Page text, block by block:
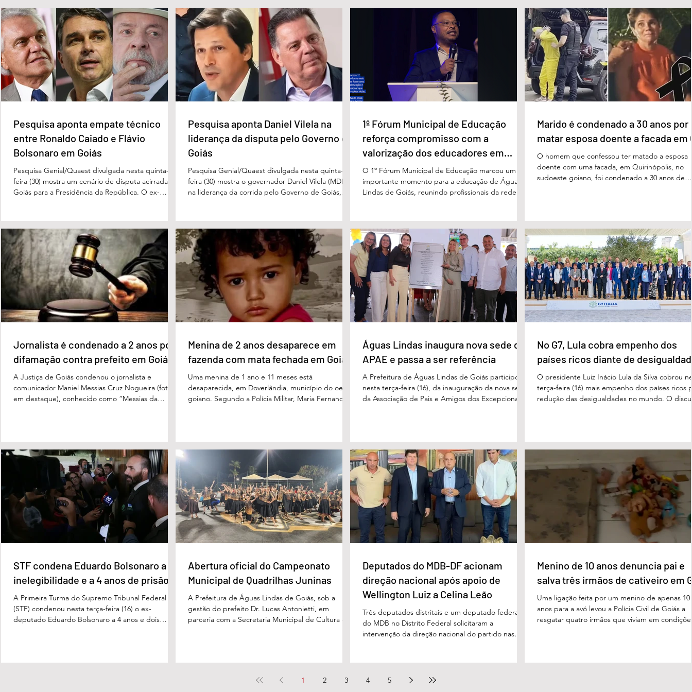
Pesquisa aponta empate
técnico entre Ronaldo Caiado
e Flávio Bolsonaro em Goiás
Pesquisa aponta Daniel Vilela
na liderança da disputa pelo
Governo de Goiás
Marido é condenado a 30 anos
por matar esposa doente a
facada em GO
Pesquisa aponta empate técnico
entre Ronaldo Caiado e Flávio
Bolsonaro em Goiás
Pesquisa Genial/Quaest divulgada nesta quinta-
feira (30) mostra um cenário de disputa acirrada em
Goiás para a Presidência da República. O ex-
27%. Considerando a margem de erro de três
pontos percentuais, os dois estão em empate
técnico. Na terceira colocação está o presidente
Luiz Inácio Lula da Silva (PT), com 23% das
intenções de voto. Os
Pesquisa aponta Daniel Vilela na
liderança da disputa pelo Governo de
Goiás
Pesquisa Genial/Quaest divulgada nesta quinta-
feira (30) mostra o governador Daniel Vilela (MDB)
na liderança da corrida pelo Governo de Goiás,
turno, Daniel Vilela aparece com 37% das intenções
de voto, seguido pelo ex-governador Marconi
Perillo (PSDB), com 21%. Em seguida estão Wilder
Morais (PL), com 11%, Luis Cesar Bueno (PT), com
3%, e
1º Fórum Municipal de Educação
reforça compromisso com a
valorização dos educadores em
Águas Lindas
O 1º Fórum Municipal de Educação marcou um
importante momento para a educação de Águas
Lindas de Goiás, reunindo profissionais da rede
um papel fundamental na formação das futuras
gerações. Durante o evento, o secretário municipal
de Educação, Denildson Oliveira, destacou que o
fórum nasceu do desejo de oferecer aos
educadores muito mais do que um
Marido é condenado a 30 anos por
matar esposa doente a facada em
O homem que confessou ter matado a esposa
doente com uma facada, em Quirinópolis, no
sudoeste goiano, foi condenado a 30 anos de
Acidente Vascular Cerebral (AVC) e estava em
condição de fragilidade física. De acordo com o
processo, Cléria foi morta com um único golpe
faca no pescoço, enquanto estava no quarto
repousando, desferido pelo
Jornalista é condenado a 2 anos por
difamação contra prefeito em Goiás
A Justiça de Goiás condenou o jornalista e
comunicador Maniel Messias Cruz Nogueira (foto
em destaque), conhecido como “Messias da
proferida pelo juiz Hermes Pereira Vidigal, da Vara
Criminal da Comarca de Edéia. O jornalista
contesta a decisão e diz que sofre perseguição.
Apesar da condenação, a pena será cumprida em
regime inicialmente aberto e
Menina de 2 anos desaparece em
fazenda com mata fechada em Goiás
Uma menina de 1 ano e 11 meses está
desaparecida, em Doverlândia, município do oeste
goiano. Segundo a Polícia Militar, Maria Fernanda
terça-feira (16/6) não havia sido localizada. O Corpo
de Bombeiros realiza buscas na região, que é de
mata fechada e próxima ao Rio Paraíso. De acordo
com o tenente Vivaldo Alves da Silva Filho, da Polí
Águas Lindas inaugura nova sede da
APAE e passa a ser referência
A Prefeitura de Águas Lindas de Goiás participou,
nesta terça-feira (16), da inauguração da nova sede
da Associação de Pais e Amigos dos Excepcionais,
avanço nas políticas públicas de inclusão, educação
especializada e atendimento multidisciplinar às
pessoas com deficiência. A nova estrutura foi
projetada para oferecer acolhimento, dese
No G7, Lula cobra empenho dos
países ricos diante de
O presidente Luiz Inácio Lula da Silva cobrou
terça-feira (16) mais empenho dos países ricos
redução das desigualdades no mundo. O
entre países ricos e pobres tem aumentado.
desafios se multiplicam, mas a solidariedade
internacional encolhe. A distância que separa a
prosperidade de Évian da realidade
STF condena Eduardo Bolsonaro a
inelegibilidade e a 4 anos de prisão
A Primeira Turma do Supremo Tribunal Federal
(STF) condenou nesta terça-feira (16) o ex-
deputado Eduardo Bolsonaro a 4 anos e dois
prisão, o ex-deputado foi condenado a oito anos
Abertura oficial do Campeonato
Municipal de Quadrilhas Juninas
A Prefeitura de Águas Lindas de Goiás, sob a
gestão do prefeito Dr. Lucas Antonietti, em
parceria com a Secretaria Municipal de Cultura e
Campeonato Municipal de Quadrilhas Juninas. O
competição, que percorrerá diversas festividades
Deputados do MDB-DF acionam
direção nacional após apoio de
Wellington Luiz a Celina Leão
Três deputados distritais e um deputado federal
do MDB no Distrito Federal solicitaram a
intervenção da direção nacional do partido nas
regional da sigla, Wellington Luiz, em defesa da
Menino de 10 anos denuncia pai e
salva três irmãos de cativeiro em
Uma ligação feita por um menino de apenas 10
anos para a avó levou a Polícia Civil de Goiás a
resgatar quatro irmãos que viviam em
feira (5/6), quando a criança conseguiu pedir
1 2 3 4 5